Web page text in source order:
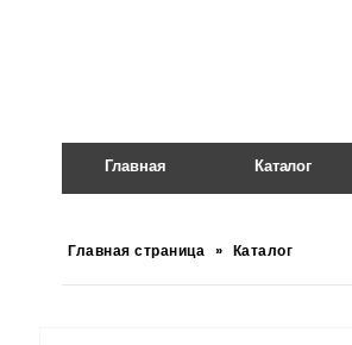
Главная Каталог
Главная страница » Каталог